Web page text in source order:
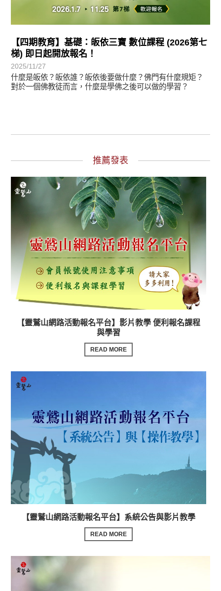
【四期教育】基礎：皈依三寶 數位課程 (2026第七
梯) 即日起開放報名！
2025/11/27
什麼是皈依？皈依誰？皈依後要做什麼？佛門有什麼規矩？
對於一個佛教徒而言，什麼是學佛之後可以做的學習？
推薦發表
【靈鷲山網路活動報名平台】影片教學 便利報名課程
與學習
READ MORE
【靈鷲山網路活動報名平台】系統公告與影片教學
READ MORE